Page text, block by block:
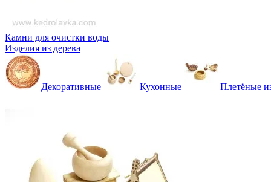
Камни для очистки воды
Изделия из дерева
Декоративные Кухонные Плетёные